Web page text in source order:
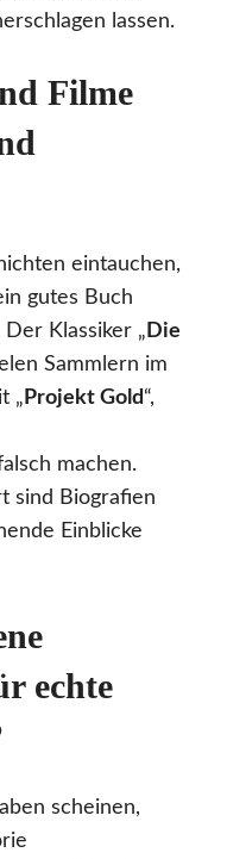
lassen.
Filme
eintauchen,
gutes Buch
Klassiker „ Die
Sammlern im
„ Projekt Gold“,
machen.
sind Biografien
Einblicke
echte
scheinen,